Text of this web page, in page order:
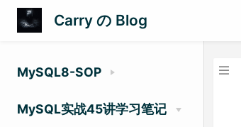
Carry の Blog
MySQL8-SOP
MySQL实战45讲学习笔记